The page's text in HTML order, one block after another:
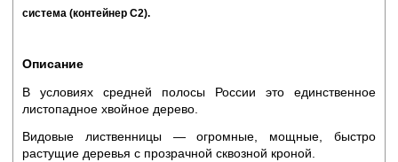
система (контейнер С2).
Описание
В условиях средней полосы России это единственное
листопадное хвойное дерево.
Видовые лиственницы — огромные, мощные, быстро
растущие деревья с прозрачной сквозной кроной.